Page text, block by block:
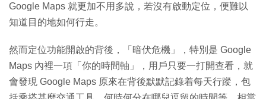
Google Maps 就更加不用多說，若沒有啟動定位，便難以
知道目的地如何行走。
然而定位功能開啟的背後，「暗伏危機」，特別是 Google
Maps 內裡一項「你的時間軸」，用戶只要一打開查看，就
會發現 Google Maps 原來在背後默默記錄着每天行蹤，包